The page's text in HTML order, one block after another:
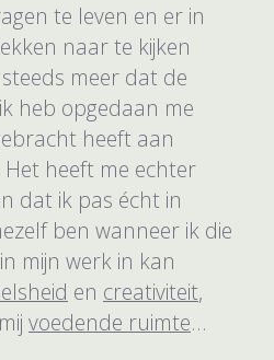
te leven en er in
naar te kijken
meer dat de
heb opgedaan me
heeft aan
heeft me echter
dat ik pas écht in
ben wanneer ik die
mijn werk in kan
en creativiteit,
voedende ruimte...